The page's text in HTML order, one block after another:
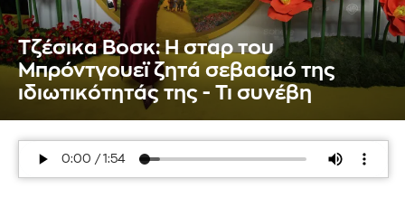
Τζέσικα Βοσκ: Η σταρ του
Μπρόντγουεϊ ζητά σεβασμό της
ιδιωτικότητάς της - Τι συνέβη